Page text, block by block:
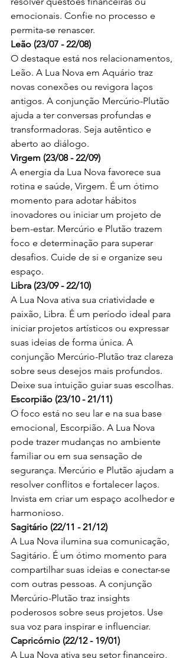
emocionais. Confie no processo e
permita-se renascer.
Leão (23/07 - 22/08)
O destaque está nos relacionamentos,
Leão. A Lua Nova em Aquário traz
novas conexões ou revigora laços
antigos. A conjunção Mercúrio-Plutão
ajuda a ter conversas profundas e
transformadoras. Seja autêntico e
aberto ao diálogo.
Virgem (23/08 - 22/09)
A energia da Lua Nova favorece sua
rotina e saúde, Virgem. É um ótimo
momento para adotar hábitos
inovadores ou iniciar um projeto de
bem-estar. Mercúrio e Plutão trazem
foco e determinação para superar
desafios. Cuide de si e organize seu
espaço.
Libra (23/09 - 22/10)
A Lua Nova ativa sua criatividade e
paixão, Libra. É um período ideal para
iniciar projetos artísticos ou expressar
suas ideias de forma única. A
conjunção Mercúrio-Plutão traz clareza
sobre seus desejos mais profundos.
Deixe sua intuição guiar suas escolhas.
Escorpião (23/10 - 21/11)
O foco está no seu lar e na sua base
emocional, Escorpião. A Lua Nova
pode trazer mudanças no ambiente
familiar ou em sua sensação de
segurança. Mercúrio e Plutão ajudam a
resolver conflitos e fortalecer laços.
Invista em criar um espaço acolhedor e
harmonioso.
Sagitário (22/11 - 21/12)
A Lua Nova ilumina sua comunicação,
Sagitário. É um ótimo momento para
compartilhar suas ideias e conectar-se
com outras pessoas. A conjunção
Mercúrio-Plutão traz insights
poderosos sobre seus projetos. Use
sua voz para inspirar e influenciar.
Capricórnio (22/12 - 19/01)
A Lua Nova ativa seu setor financeiro,